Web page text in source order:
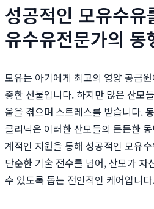
성공적인 모유수
유수유전문가의 동
모유는 아기에게 최고의 영양 공급
중한 선물입니다. 하지만 많은 산모
움을 겪으며 스트레스를 받습니다.
클리닉은 이러한 산모들의 든든한
계적인 지원을 통해 성공적인 모유
단순한 기술 전수를 넘어, 산모가 자
수 있도록 돕는 전인적인 케어입니다.